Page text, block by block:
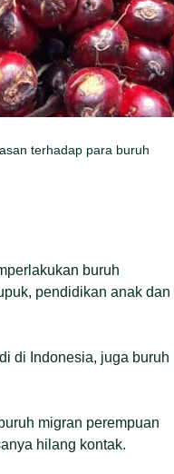
terhadap para buruh
buruh
pendidikan anak dan
di Indonesia, juga buruh
migran perempuan
hilang kontak.